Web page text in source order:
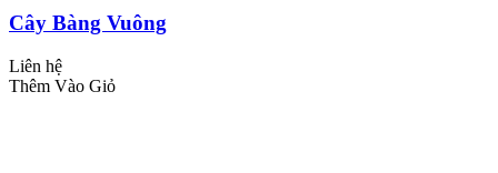
Cây Bàng Vuông
Liên hệ
Thêm Vào Giỏ